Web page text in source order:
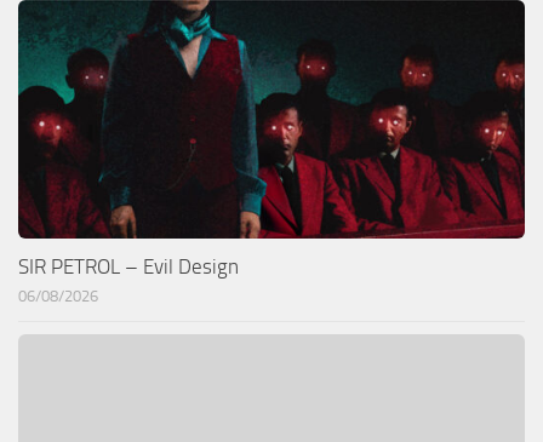
SIR PETROL – Evil Design
06/08/2026